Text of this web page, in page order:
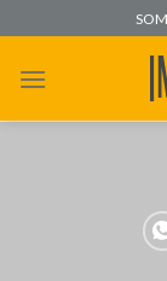
to
content